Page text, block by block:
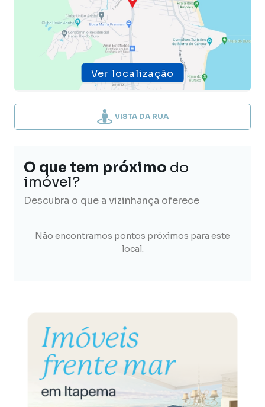
Ver localização
VISTA DA RUA
O que tem próximo do
imóvel?
Descubra o que a vizinhança oferece
Não encontramos pontos próximos para este
local.